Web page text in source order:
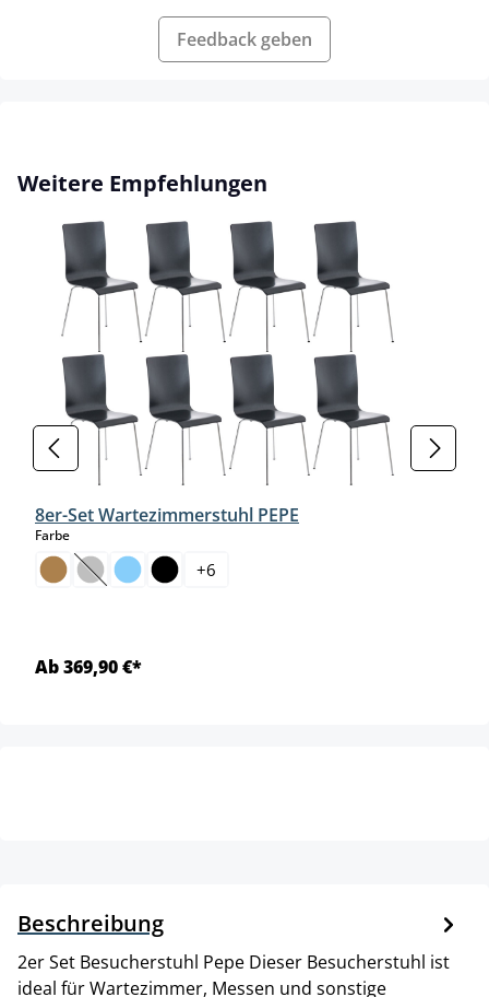
Feedback geben
Produktgalerie überspringen
Weitere Empfehlungen
8er-Set Wartezimmerstuhl PEPE
Farbeauswählen
(Diese Option ist zurzeit nicht verfügbar.)
+6
Ab 369,90 €*
Beschreibung
2er Set Besucherstuhl Pepe Dieser Besucherstuhl ist
ideal für Wartezimmer, Messen und sonstige